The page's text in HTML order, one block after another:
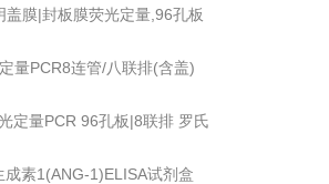
盖膜|封板膜荧光定量,96孔板
量PCR8连管/八联排(含盖)
定量PCR 96孔板|8联排 罗氏
成素1(ANG-1)ELISA试剂盒